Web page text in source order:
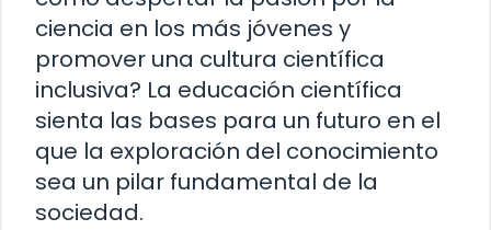
ciencia en los más jóvenes y
promover una cultura científica
inclusiva? La educación científica
sienta las bases para un futuro en el
que la exploración del conocimiento
sea un pilar fundamental de la
sociedad.